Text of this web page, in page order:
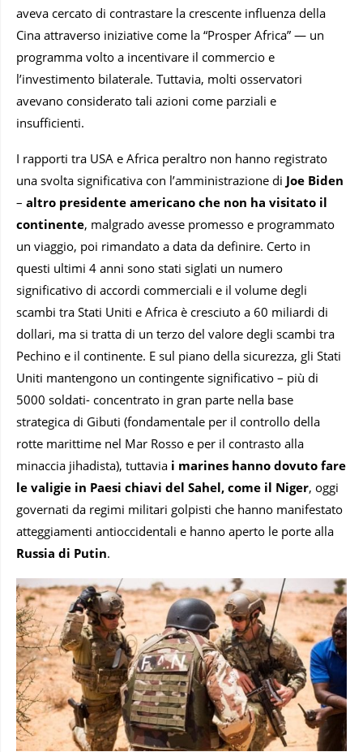
aveva cercato di contrastare la crescente influenza della
Cina attraverso iniziative come la “Prosper Africa” — un
programma volto a incentivare il commercio e
l’investimento bilaterale. Tuttavia, molti osservatori
avevano considerato tali azioni come parziali e
insufficienti.
I rapporti tra USA e Africa peraltro non hanno registrato
una svolta significativa con l’amministrazione di Joe Biden
– altro presidente americano che non ha visitato il
continente, malgrado avesse promesso e programmato
un viaggio, poi rimandato a data da definire. Certo in
questi ultimi 4 anni sono stati siglati un numero
significativo di accordi commerciali e il volume degli
scambi tra Stati Uniti e Africa è cresciuto a 60 miliardi di
dollari, ma si tratta di un terzo del valore degli scambi tra
Pechino e il continente. E sul piano della sicurezza, gli Stati
Uniti mantengono un contingente significativo – più di
5000 soldati- concentrato in gran parte nella base
strategica di Gibuti (fondamentale per il controllo della
rotte marittime nel Mar Rosso e per il contrasto alla
minaccia jihadista), tuttavia i marines hanno dovuto fare
le valigie in Paesi chiavi del Sahel, come il Niger, oggi
governati da regimi militari golpisti che hanno manifestato
atteggiamenti antioccidentali e hanno aperto le porte alla
Russia di Putin.